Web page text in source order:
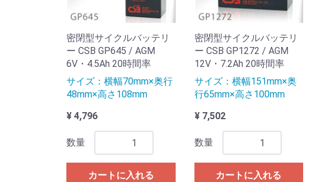
密閉型サイクルバッテリ
ー CSB GP645 / AGM
6V・4.5Ah 20時間率
サイズ：横幅70mm×奥行
48mm×高さ108mm
¥ 4,796
数量
カートに入れる
密閉型サイクルバッテリ
ー CSB GP1272 / AGM
12V・7.2Ah 20時間率
サイズ：横幅151mm×奥
行65mm×高さ100mm
¥ 7,502
数量
カートに入れる